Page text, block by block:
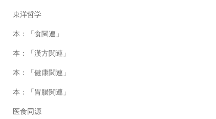
東洋哲学
本：「食関連」
本：「漢方関連」
本：「健康関連」
本：「胃腸関連」
医食同源